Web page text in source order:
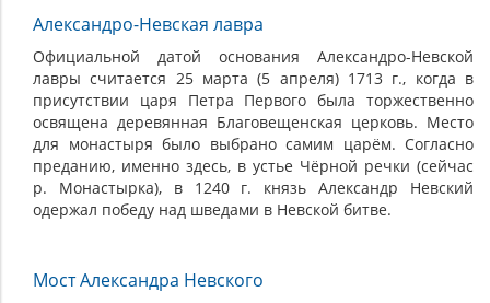
Петербург
Александро-Невская лавра
Официальной датой основания Александро-Невской
лавры считается 25 марта (5 апреля) 1713 г., когда в
присутствии царя Петра Первого была торжественно
освящена деревянная Благовещенская церковь. Место
для монастыря было выбрано самим царём. Согласно
преданию, именно здесь, в устье Чёрной речки (сейчас
р. Монастырка), в 1240 г. князь Александр Невский
одержал победу над шведами в Невской битве.
Мост Александра Невского